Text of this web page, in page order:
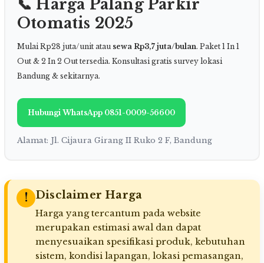
📞 Harga Palang Parkir
Otomatis 2025
Mulai Rp28 juta/unit atau sewa Rp3,7 juta/bulan. Paket 1 In 1
Out & 2 In 2 Out tersedia. Konsultasi gratis survey lokasi
Bandung & sekitarnya.
Hubungi WhatsApp 0851-0009-56600
Alamat: Jl. Cijaura Girang II Ruko 2 F, Bandung
! Disclaimer Harga
Harga yang tercantum pada website
merupakan estimasi awal dan dapat
menyesuaikan spesifikasi produk, kebutuhan
sistem, kondisi lapangan, lokasi pemasangan,